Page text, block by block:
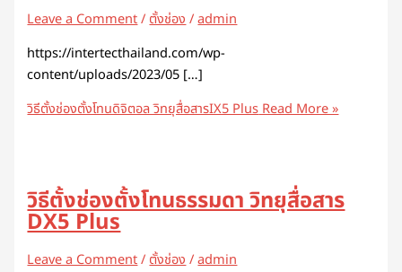
Leave a Comment/ตั้งช่อง/admin
https://intertecthailand.com/wp-
content/uploads/2023/05 […]
วิธีตั้งช่องตั้งโทนดิจิตอล วิทยุสื่อสารIX5 PlusRead More »
วิธีตั้งช่องตั้งโทนธรรมดา วิทยุสื่อสาร
DX5 Plus
Leave a Comment/ตั้งช่อง/admin